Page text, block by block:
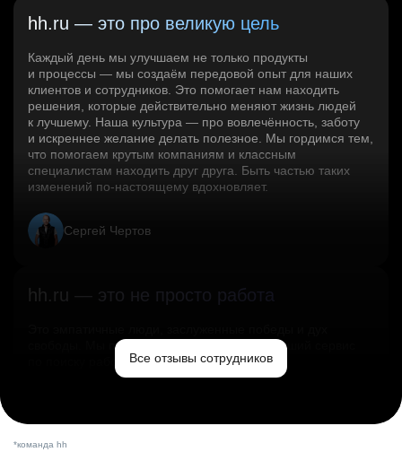
hh.ru — это про великую цель
Каждый день мы улучшаем не только продукты
и процессы — мы создаём передовой опыт для наших
клиентов и сотрудников. Это помогает нам находить
решения, которые действительно меняют жизнь людей
к лучшему. Наша культура — про вовлечённость, заботу
и искреннее желание делать полезное. Мы гордимся тем,
что помогаем крутым компаниям и классным
специалистам находить друг друга. Быть частью таких
изменений по‑настоящему вдохновляет.
Сергей Чертов
hh.ru — это не просто работа
свободы. Мы помогаем миру и создаём лучший сервис
по поиску работы в стране.Все отзывы сотрудников
*команда hh